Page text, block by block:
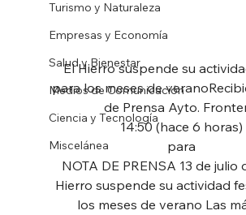
Turismo y Naturaleza
Empresas y Economía
Salud y Bienestar
Medios de Comunicación
Ciencia y Tecnología
Miscelánea
El Hierro suspende su
para los meses de
de Prensa Ayto.
14:50 (hace 6 horas)
para
Hierro suspende su actividad
los meses de verano Las